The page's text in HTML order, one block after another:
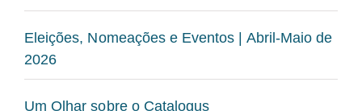
Eleições, Nomeações e Eventos | Abril-Maio de
2026
Um Olhar sobre o Catalogus